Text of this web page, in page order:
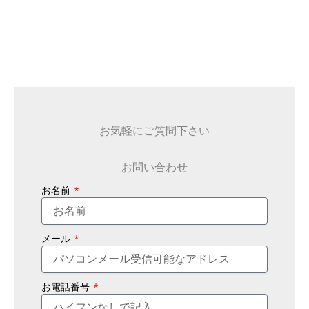
お気軽にご質問下さい
お問い合わせ
お名前
メール
お電話番号